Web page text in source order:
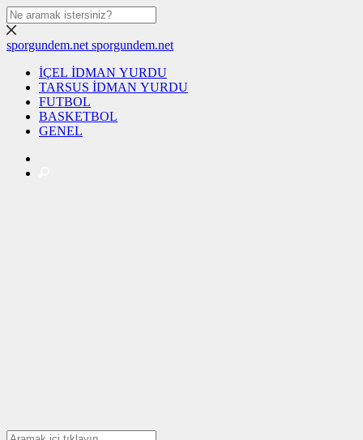
sporgundem.net sporgundem.net
İÇEL İDMAN YURDU
TARSUS İDMAN YURDU
FUTBOL
BASKETBOL
GENEL